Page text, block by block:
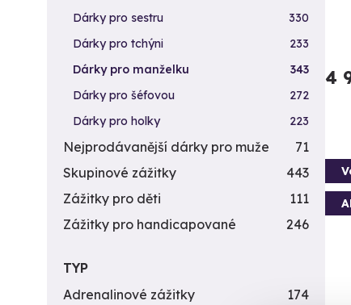
4
Dárky pro sestru
330
Dárky pro tchýni
233
Dárky pro manželku
343
Dárky pro šéfovou
272
Dárky pro holky
223
Nejprodávanější dárky pro muže
71
Skupinové zážitky
443
Zážitky pro děti
111
Zážitky pro handicapované
246
TYP
Adrenalinové zážitky
174